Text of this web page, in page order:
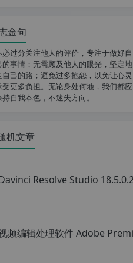
金句
必过分关注他人的评价，专注于做好自
的事情；无需顾及他人的眼光，坚定地
自己的路；避免过多抱怨，以免让心灵
受更多负担。无论身处何地，我们都应
持自我本色，不迷失方向。
机文章